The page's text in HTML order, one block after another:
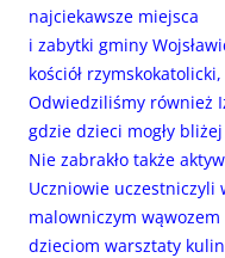
najciekawsze miejsca
i zabytki gminy
kościół
Odwiedziliśmy również
gdzie dzieci mogły
Nie zabrakło także
Uczniowie uczestniczyli
malowniczym
dzieciom warsztaty